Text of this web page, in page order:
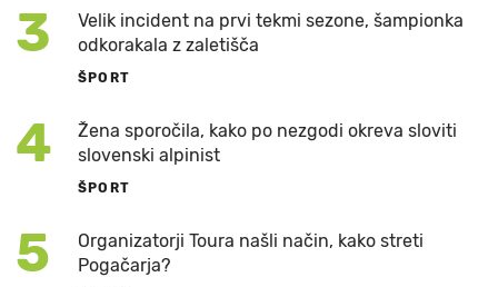
3
Velik incident na prvi tekmi sezone, šampionka
odkorakala z zaletišča
ŠPORT
4
Žena sporočila, kako po nezgodi okreva sloviti
slovenski alpinist
ŠPORT
5
Organizatorji Toura našli način, kako streti
Pogačarja?